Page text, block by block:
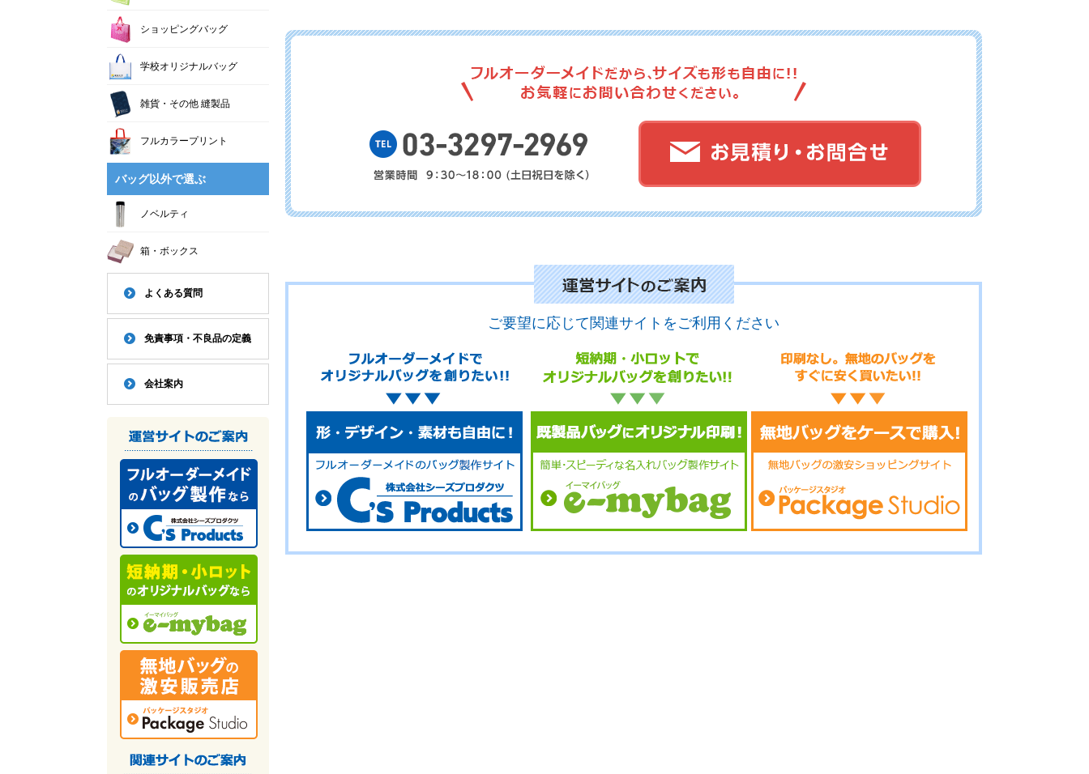
No.17-097 No.17-096
ご要望に応じて関連サイトをご利用ください
ショッピングバッグ
学校オリジナルバッグ
雑貨・その他 縫製品
フルカラープリント
バッグ以外で選ぶ
ノベルティ
箱・ボックス
よくある質問
免責事項・不良品の定義
会社案内